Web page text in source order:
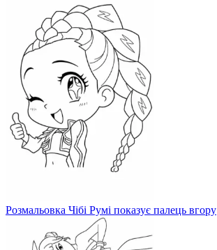
Розмальовка Чібі Румі показує палець вгору